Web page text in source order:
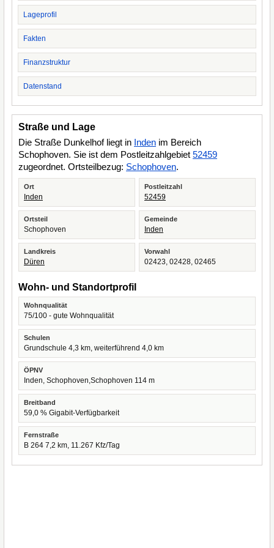
Lageprofil
Fakten
Finanzstruktur
Datenstand
Straße und Lage
Die Straße Dunkelhof liegt in Inden im Bereich
Schophoven. Sie ist dem Postleitzahlgebiet 52459
zugeordnet. Ortsteilbezug: Schophoven.
Ort
Inden
Postleitzahl
52459
Ortsteil
Schophoven
Gemeinde
Inden
Landkreis
Düren
Vorwahl
02423, 02428, 02465
Wohn- und Standortprofil
Wohnqualität
75/100 - gute Wohnqualität
Schulen
Grundschule 4,3 km, weiterführend 4,0 km
ÖPNV
Inden, Schophoven,Schophoven 114 m
Breitband
59,0 % Gigabit-Verfügbarkeit
Fernstraße
B 264 7,2 km, 11.267 Kfz/Tag